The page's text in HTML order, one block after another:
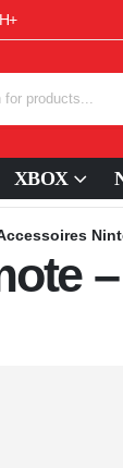
XBOX